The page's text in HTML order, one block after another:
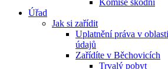
Komise škodní
Úřad
Jak si zařídit
Uplatnění práva v
údajů
Zařídíte v Běchovicích
Trvalý pobyt